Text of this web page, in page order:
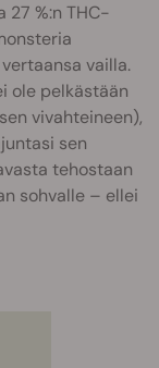
27 %:n THC-
vailla.
ole pelkästään
vivahteineen),
sen
tehostaan
sohvalle – ellei